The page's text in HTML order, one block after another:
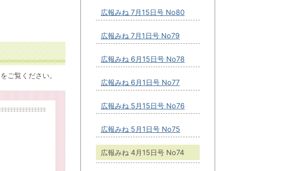
ご覧ください。
広報みね 7月15日号 No80
広報みね 7月1日号 No79
広報みね 6月15日号 No78
広報みね 6月1日号 No77
広報みね 5月15日号 No76
広報みね 5月1日号 No75
広報みね 4月15日号 No74